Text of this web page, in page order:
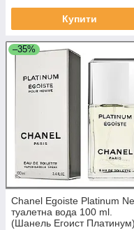
Купити
–35%
Chanel Egoiste Platinum
туалетна вода 100 ml.
(Шанель Егоист Платинум)